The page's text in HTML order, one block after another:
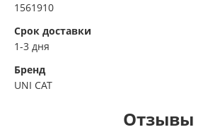
1561910
Срок доставки
1-3 дня
Бренд
UNI CAT
Отзывы